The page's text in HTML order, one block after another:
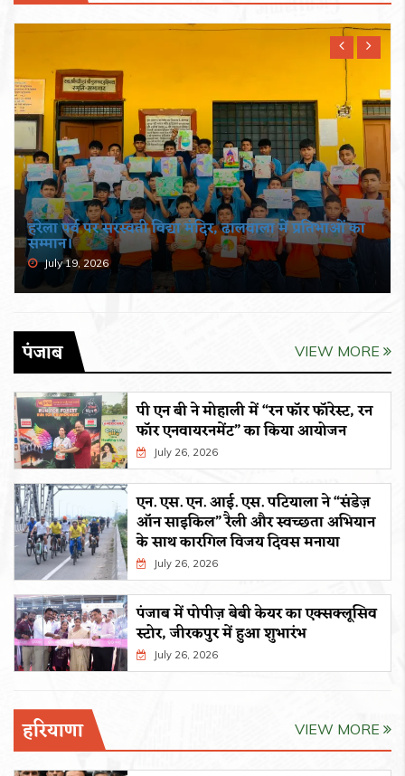
हरेला पर्व पर सरस्वती विद्या मंदिर, ढालवाला में प्रतिभाओं का
सम्मान।
July 19, 2026
पंजाब VIEW MORE
पी एन बी ने मोहाली में “रन फॉर फॉरेस्ट, रन
फॉर एनवायरनमेंट” का किया आयोजन
July 26, 2026
एन. एस. एन. आई. एस. पटियाला ने “संडेज़
ऑन साइकिल” रैली और स्वच्छता अभियान
के साथ कारगिल विजय दिवस मनाया
July 26, 2026
पंजाब में पोपीज़ बेबी केयर का एक्सक्लूसिव
स्टोर, जीरकपुर में हुआ शुभारंभ
July 26, 2026
हरियाणा VIEW MORE